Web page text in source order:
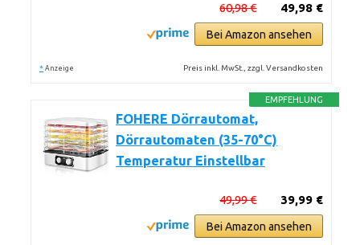
49,98 €
60,98 €
Bei Amazon ansehen
* Anzeige Preis inkl. MwSt., zzgl. Versandkosten
EMPFEHLUNG
FOHERE Dörrautomat,
Dörrautomaten (35-70°C)
Temperatur Einstellbar
39,99 €
49,99 €
Bei Amazon ansehen